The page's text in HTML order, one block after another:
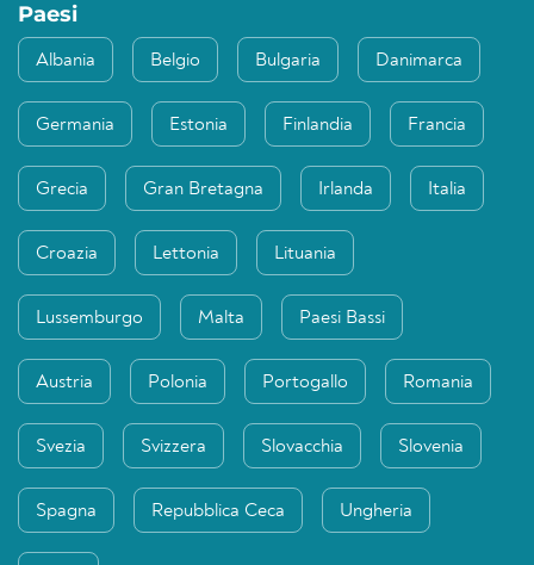
Paesi
Albania Belgio Bulgaria Danimarca
Germania Estonia Finlandia Francia
Grecia Gran Bretagna Irlanda Italia
Croazia Lettonia Lituania
Lussemburgo Malta Paesi Bassi
Austria Polonia Portogallo Romania
Svezia Svizzera Slovacchia Slovenia
Spagna Repubblica Ceca Ungheria